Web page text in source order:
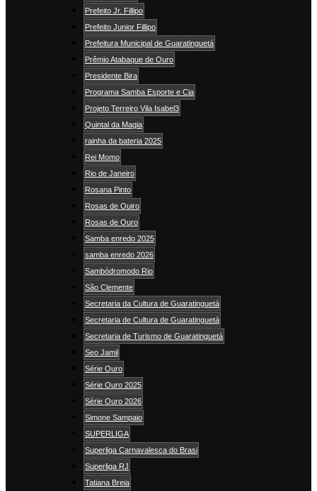
Prefeito Jr. Fillipo
Prefeito Junior Fillipo
Prefeitura Municipal de Guaratinguetá
Prêmio Atabaque de Ouro
Presidente Bira
Programa Samba Esporte e Cia
Projeto Terreiro Vila Isabel3
Quintal da Magia
rainha da bateria 2025
Rei Momo
Rio de Janeiro
Rosana Pinto
Rosas de Ouiro
Rosas de Ouro
Samba enredo 2025
samba enredo 2026
Sambódromodo Rio
São Clemente
Secretaria da Cultura de Guaratinguetá
Secretaria de Cultura de Guaratinguetá
Secretaria de Turismo de Guaratinguetá
Seo Jamil
Série Ouro
Série Ouro 2025
Série Ouro 2026
Simone Sampaio
SUPERLIGA
Superliga Carnavalesca do Brasi
Superliga RJ
Tatiana Breia